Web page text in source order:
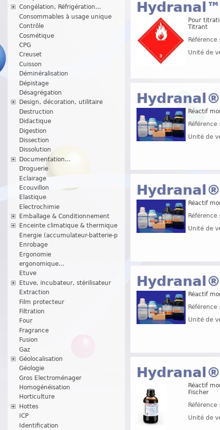
Congélation, Réfrigération...
Consommables à usage unique
Contrôle
Cosmétique
CPG
Creuset
Cuisson
Déminéralisation
Dépistage
Désagrégation
Design, décoration, utilitaire
Destruction
Didactique
Digestion
Dissection
Dissolution
Documentation...
Droguerie
Eclairage
Ecouvillon
Elastique
Electrochimie
Emballage & Conditionnement
Enceinte climatique & thermique
Energie (accumulateur-batterie-p
Enrobage
Ergonomie
ergonomique...
Etuve
Etuve, incubateur, stérilisateur
Extraction
Film protecteur
Filtration
Four
Fragrance
Fusion
Gaz
Géolocalisation
Géologie
Gros Electroménager
Homogénéisation
Horticulture
Hottes
ICP
Identification
Pour
Titrant
Unité de
Réactif
Unité de
Réactif
Unité de
Réactif
Unité de
Réactif
Fischer
Unité de